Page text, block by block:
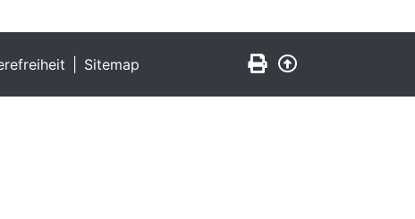
Sitemap Seite drucken
Zurück nach